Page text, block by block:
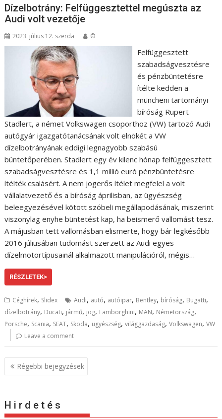
Dízelbotrány: Felfüggesztettel megúszta az
Audi volt vezetője
2023. július 12. szerda ©
Felfüggesztett
szabadságvesztésre
és pénzbüntetésre
ítélte kedden a
müncheni tartományi
bíróság Rupert
Stadlert, a német Volkswagen csoporthoz (VW) tartozó Audi
autógyár igazgatótanácsának volt elnökét a VW
dízelbotrányának eddigi legnagyobb szabású
büntetőperében. Stadlert egy év kilenc hónap felfüggesztett
szabadságvesztésre és 1,1 millió euró pénzbüntetésre
ítélték csalásért. A nem jogerős ítélet megfelel a volt
vállalatvezető és a bíróság áprilisban, az ügyészség
beleegyezésével kötött szóbeli megállapodásának, miszerint
viszonylag enyhe büntetést kap, ha beismerő vallomást tesz.
A májusban tett vallomásban elismerte, hogy bár legkésőbb
2016 júliusában tudomást szerzett az Audi egyes
dízelmotortípusainál alkalmazott manipulációról, mégis…
RÉSZLETEK>
Céghírek, Slidex Audi, autó, autóipar, Bentley, bíróság, Bugatti,
dízelbotrány, Ducati, jármű, jog, Lamborghini, MAN, Németország,
Porsche, Scania, SEAT, Skoda, ügyészség,világgazdaság,Volkswagen,VW
Leave a comment
B
e
e
Régebbi bejegyzések
H i r d e t é s